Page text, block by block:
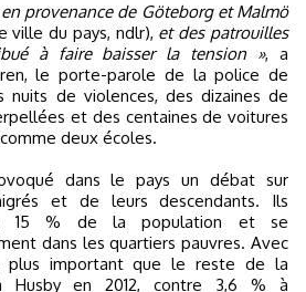
provenance de Göteborg et Malmö
ville du pays, ndlr), et des patrouilles
à faire baisser la tension », a
le porte-parole de la police de
nuits de violences, des dizaines de
et des centaines de voitures
deux écoles.
dans le pays un débat sur
et de leurs descendants. Ils
15 % de la population et se
dans les quartiers pauvres. Avec
plus important que le reste de la
Husby en 2012, contre 3,6 % à